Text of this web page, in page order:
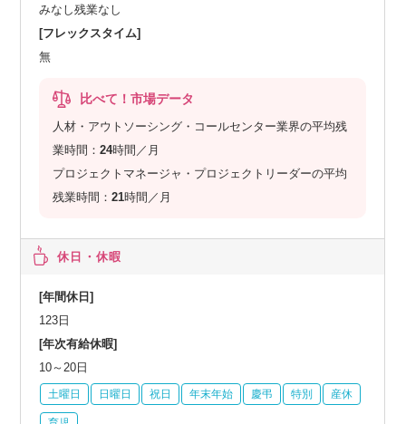
みなし残業なし
[フレックスタイム]
無
比べて！市場データ
人材・アウトソーシング・コールセンター業界の平均残
業時間：24時間／月
プロジェクトマネージャ・プロジェクトリーダーの平均
残業時間：21時間／月
休日・休暇
[年間休日]
123日
[年次有給休暇]
10～20日
土曜日 日曜日 祝日 年末年始 慶弔 特別 産休